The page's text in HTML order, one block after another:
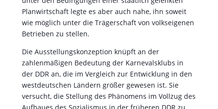
Aufbaues des Sozialismus in der früheren DDR zu
orten und die dabei praktizierten staatlichen
Überwachungs- und Beeinflussungsmethoden
aufzudecken.
Sie zeigt, wie sich im Doppelzugriff über die
Kulturhäuser und Fortbildungs-Werkstätten, aber
auch von Seiten der Staatssicherheitsbehörden die